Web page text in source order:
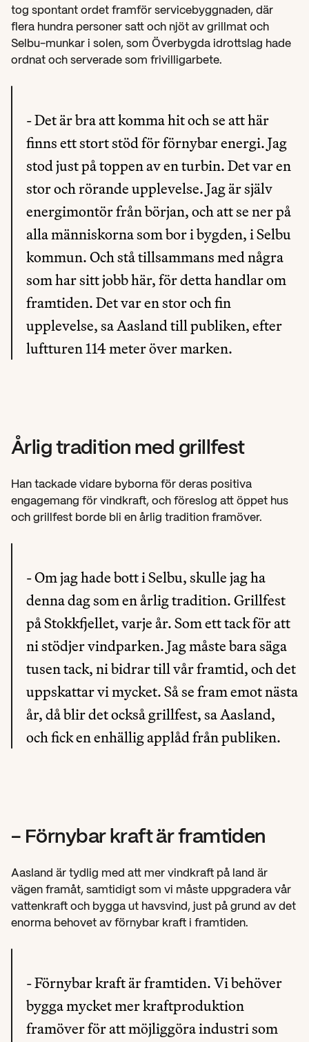
tog spontant ordet framför servicebyggnaden, där
flera hundra personer satt och njöt av grillmat och
Selbu-munkar i solen, som Överbygda idrottslag hade
ordnat och serverade som frivilligarbete.
- Det är bra att komma hit och se att här
finns ett stort stöd för förnybar energi. Jag
stod just på toppen av en turbin. Det var en
stor och rörande upplevelse. Jag är själv
energimontör från början, och att se ner på
alla människorna som bor i bygden, i Selbu
kommun. Och stå tillsammans med några
som har sitt jobb här, för detta handlar om
framtiden. Det var en stor och fin
upplevelse, sa Aasland till publiken, efter
luftturen 114 meter över marken.
Årlig tradition med grillfest
Han tackade vidare byborna för deras positiva
engagemang för vindkraft, och föreslog att öppet hus
och grillfest borde bli en årlig tradition framöver.
- Om jag hade bott i Selbu, skulle jag ha
denna dag som en årlig tradition. Grillfest
på Stokkfjellet, varje år. Som ett tack för att
ni stödjer vindparken. Jag måste bara säga
tusen tack, ni bidrar till vår framtid, och det
uppskattar vi mycket. Så se fram emot nästa
år, då blir det också grillfest, sa Aasland,
och fick en enhällig applåd från publiken.
- Förnybar kraft är framtiden
Aasland är tydlig med att mer vindkraft på land är
vägen framåt, samtidigt som vi måste uppgradera vår
vattenkraft och bygga ut havsvind, just på grund av det
enorma behovet av förnybar kraft i framtiden.
- Förnybar kraft är framtiden. Vi behöver
bygga mycket mer kraftproduktion
framöver för att möjliggöra industri som